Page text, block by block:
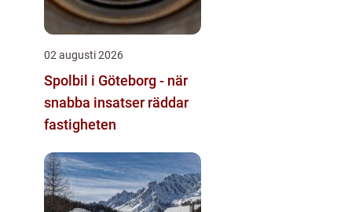
02 augusti 2026
Spolbil i Göteborg - när
snabba insatser räddar
fastigheten